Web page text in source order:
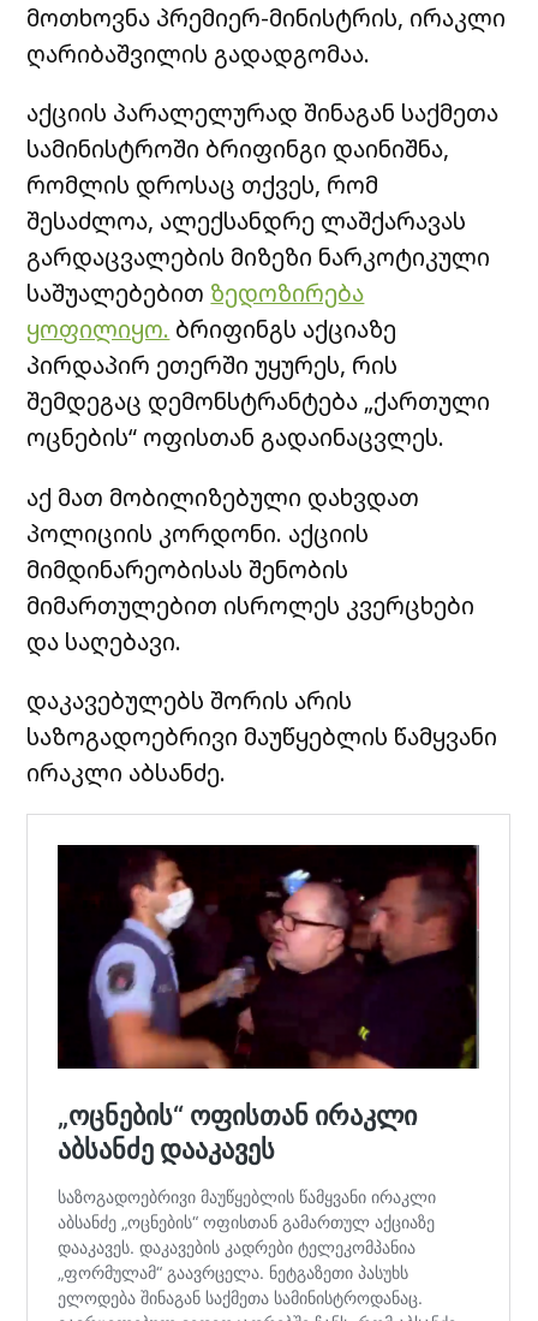
მოთხოვნა პრემიერ-მინისტრის, ირაკლი
ღარიბაშვილის გადადგომაა.
აქციის პარალელურად შინაგან საქმეთა
სამინისტროში ბრიფინგი დაინიშნა,
რომლის დროსაც თქვეს, რომ
შესაძლოა, ალექსანდრე ლაშქარავას
გარდაცვალების მიზეზი ნარკოტიკული
საშუალებებით ზედოზირება
ყოფილიყო. ბრიფინგს აქციაზე
პირდაპირ ეთერში უყურეს, რის
შემდეგაც დემონსტრანტება „ქართული
ოცნების“ ოფისთან გადაინაცვლეს.
აქ მათ მობილიზებული დახვდათ
პოლიციის კორდონი. აქციის
მიმდინარეობისას შენობის
მიმართულებით ისროლეს კვერცხები
და საღებავი.
დაკავებულებს შორის არის
საზოგადოებრივი მაუწყებლის წამყვანი
ირაკლი აბსანძე.